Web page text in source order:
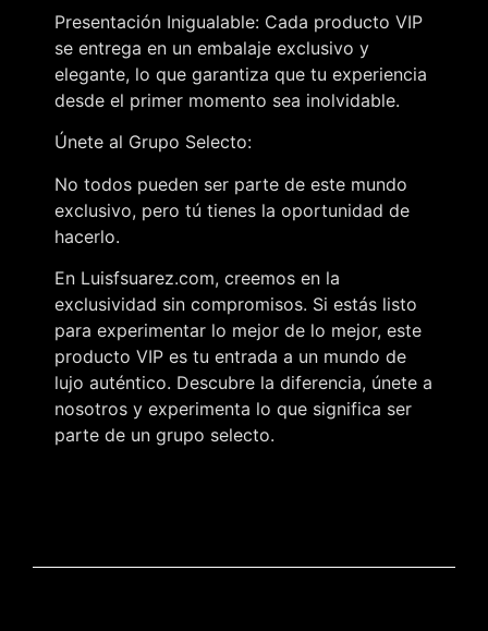
Presentación Inigualable: Cada producto VIP
se entrega en un embalaje exclusivo y
elegante, lo que garantiza que tu experiencia
desde el primer momento sea inolvidable.
Únete al Grupo Selecto:
No todos pueden ser parte de este mundo
exclusivo, pero tú tienes la oportunidad de
hacerlo.
En Luisfsuarez.com, creemos en la
exclusividad sin compromisos. Si estás listo
para experimentar lo mejor de lo mejor, este
producto VIP es tu entrada a un mundo de
lujo auténtico. Descubre la diferencia, únete a
nosotros y experimenta lo que significa ser
parte de un grupo selecto.